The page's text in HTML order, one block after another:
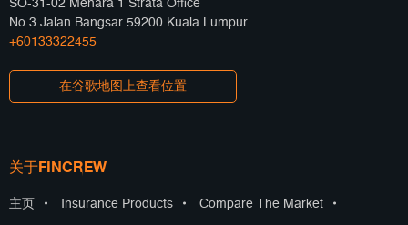
SO-31-02 Menara 1 Strata Office
No 3 Jalan Bangsar 59200 Kuala Lumpur
+60133322455
在谷歌地图上查看位置
关于FINCREW
主页 • Insurance Products • Compare The Market •